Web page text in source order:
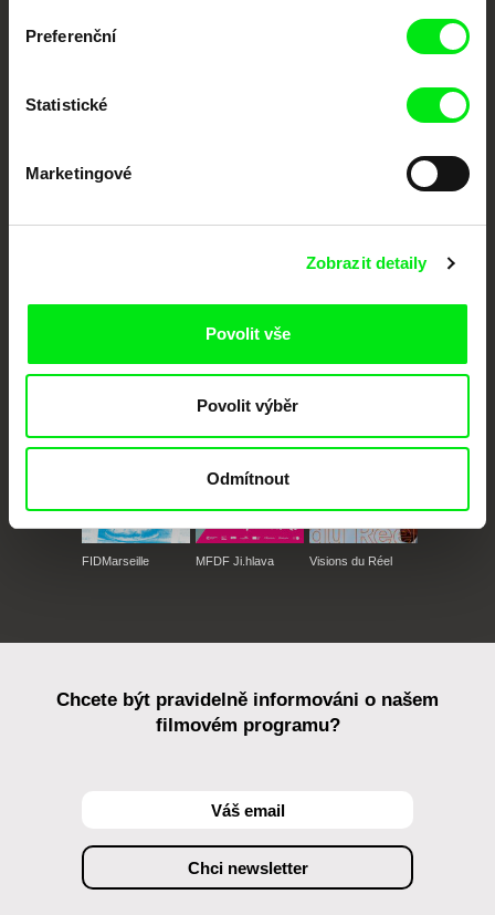
Preferenční
Statistické
Marketingové
Zobrazit detaily
Povolit vše
Povolit výběr
Odmítnout
Portál DAFilms.cz je výsledkem tvůrčí spolupráce 7 klíčových evropských
posouvat hranice dokumentárního filmu, propagovat jeho rozmanitost a
FIDMarseille MFDF Ji.hlava Visions du Réel
Chcete být pravidelně informováni o našem
filmovém programu?